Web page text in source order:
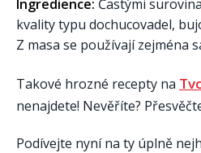
Ingredience: Častými
kvality typu dochucovadel,
Z masa se používají zejména
Takové hrozné recepty na
nenajdete! Nevěříte?
Podívejte nyní na ty úplně